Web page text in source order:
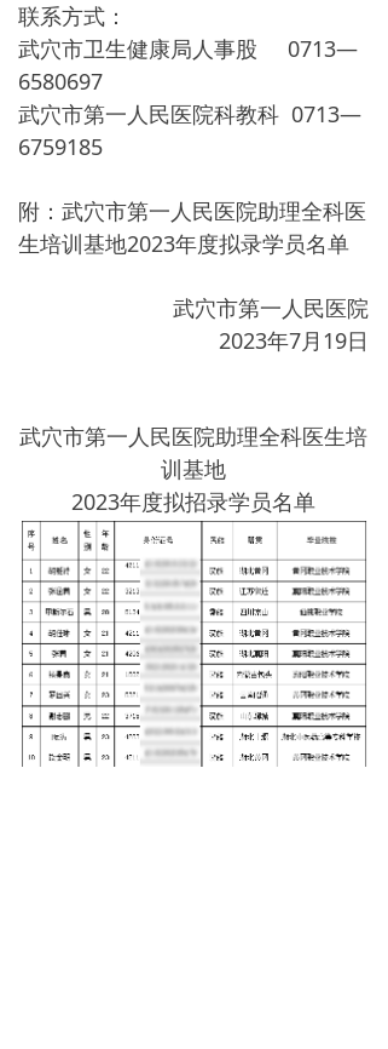
联系方式：
武穴市卫生健康局人事股 0713—
6580697
武穴市第一人民医院科教科 0713—
6759185
附：武穴市第一人民医院助理全科医
生培训基地2023年度拟录学员名单
武穴市第一人民医院
2023年7月19日
武穴市第一人民医院助理全科医生培
训基地
2023年度拟招录学员名单